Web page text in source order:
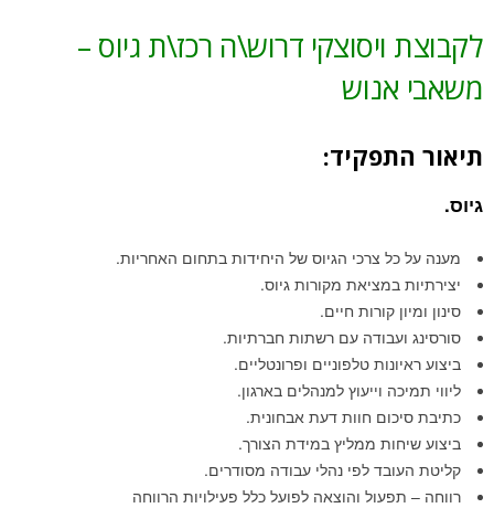
לקבוצת ויסוצקי דרוש\ה רכז\ת גיוס –
משאבי אנוש
תיאור התפקיד:
גיוס.
מענה על כל צרכי הגיוס של היחידות בתחום האחריות.
יצירתיות במציאת מקורות גיוס.
סינון ומיון קורות חיים.
סורסינג ועבודה עם רשתות חברתיות.
ביצוע ראיונות טלפוניים ופרונטליים.
ליווי תמיכה וייעוץ למנהלים בארגון.
כתיבת סיכום חוות דעת אבחונית.
ביצוע שיחות ממליץ במידת הצורך.
קליטת העובד לפי נהלי עבודה מסודרים.
רווחה – תפעול והוצאה לפועל כלל פעילויות הרווחה